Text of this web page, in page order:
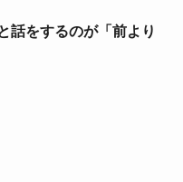
話をするのが「前より